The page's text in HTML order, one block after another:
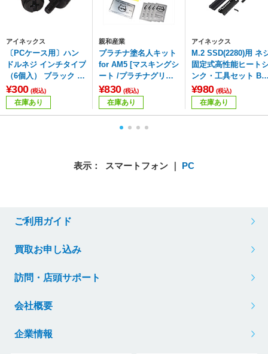
アイネックス
〔PCケース用〕ハン
ドルネジ インチタイプ
（6個入） ブラック P
B-031A-BK
¥300 (税込)
在庫あり
親和産業
プラチナ塗名人キット
for AM5 [マスキングシ
ート /プラチナグリス
カード /クリーニング
シート] シルバー SMZ
-TIMKIT-04P
¥830 (税込)
在庫あり
アイネックス
M.2 SSD(2280)用 ネ
固定式高性能ヒート
ンク・工具セット
E AIAS(ブルーアイア
ス) ブラック BA-
¥980 (税込)
在庫あり
表示： スマートフォン ｜ PC
ご利用ガイド
買取お申し込み
訪問・店頭サポート
会社概要
企業情報